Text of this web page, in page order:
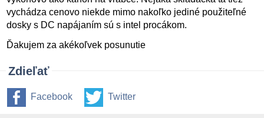
vychádza cenovo niekde mimo nakoľko jediné použiteľné
dosky s DC napájaním sú s intel procákom.
Ďakujem za akékoľvek posunutie
Zdieľať
Facebook Twitter